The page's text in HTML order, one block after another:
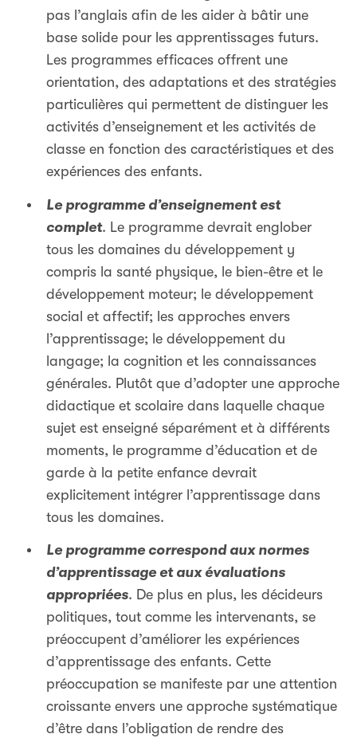
pas l’anglais afin de les aider à bâtir une
base solide pour les apprentissages futurs.
Les programmes efficaces offrent une
orientation, des adaptations et des stratégies
particulières qui permettent de distinguer les
activités d’enseignement et les activités de
classe en fonction des caractéristiques et des
expériences des enfants.
Le programme d’enseignement est
complet. Le programme devrait englober
tous les domaines du développement y
compris la santé physique, le bien-être et le
développement moteur; le développement
social et affectif; les approches envers
l’apprentissage; le développement du
langage; la cognition et les connaissances
générales. Plutôt que d’adopter une approche
didactique et scolaire dans laquelle chaque
sujet est enseigné séparément et à différents
moments, le programme d’éducation et de
garde à la petite enfance devrait
explicitement intégrer l’apprentissage dans
tous les domaines.
Le programme correspond aux normes
d’apprentissage et aux évaluations
appropriées. De plus en plus, les décideurs
politiques, tout comme les intervenants, se
préoccupent d’améliorer les expériences
d’apprentissage des enfants. Cette
préoccupation se manifeste par une attention
croissante envers une approche systématique
d’être dans l’obligation de rendre des